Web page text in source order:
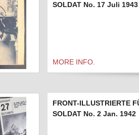
SOLDAT No. 17 Juli 1943
MORE INFO.
FRONT-ILLUSTRIERTE
SOLDAT No. 2 Jan. 1942